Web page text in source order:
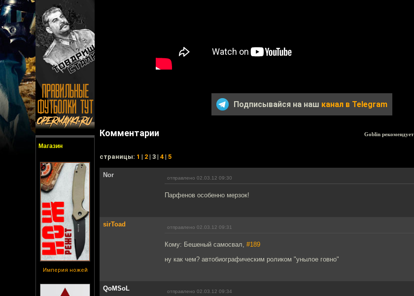
Магазин
Империя ножей
Подписывайся на наш канал в Telegram
Комментарии Goblin рекомендует
cтраницы: 1 | 2 | 3 | 4 | 5
Nor отправлено 02.03.12 09:30
Парфенов особенно мерзок!
sirToad отправлено 02.03.12 09:31
Кому: Бешеный самосвал, #189
ну как чем? автобиографическим роликом "унылое говно"
QoMSoL отправлено 02.03.12 09:34